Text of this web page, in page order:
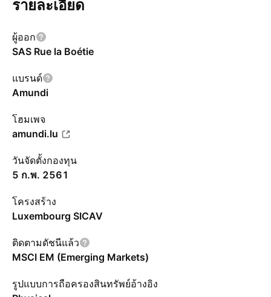
รายละเอียด
ผู้ออก
SAS Rue la Boétie
แบรนด์
Amundi
โฮมเพจ
amundi.lu
วันจัดตั้งกองทุน
5 ก.พ. 2561
โครงสร้าง
Luxembourg SICAV
ติดตามดัชนีแล้ว
MSCI EM (Emerging Markets)
รูปแบบการถือครองสินทรัพย์อ้างอิง